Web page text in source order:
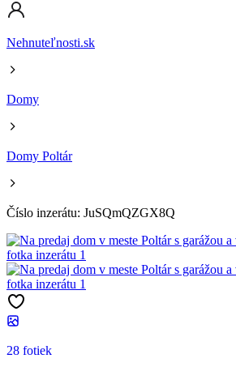
Nehnuteľnosti.sk
Domy
Domy Poltár
Číslo inzerátu: JuSQmQZGX8Q
28 fotiek